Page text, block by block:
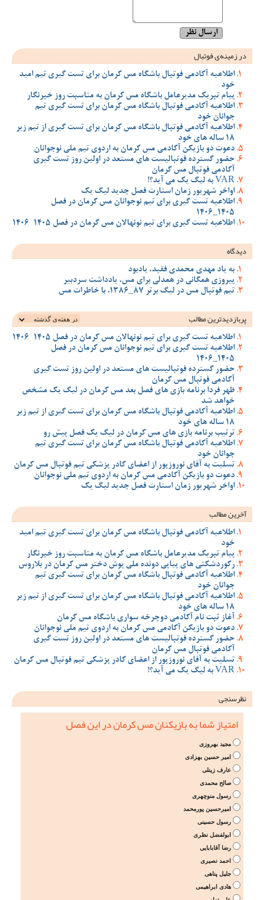
در زمینه‌ی فوتبال
اطلاعیه آکادمی فوتبال باشگاه مس کرمان برای تست گیری تیم امید
خود
پیام تبریک مدیرعامل باشگاه مس کرمان به مناسبت روز خبرنگار
اطلاعیه آکادمی فوتبال باشگاه مس کرمان برای تست گیری تیم
جوانان خود
اطلاعیه آکادمی فوتبال باشگاه مس کرمان برای تست گیری از تیم زیر
18 ساله های خود
دعوت دو بازیکن آکادمی مس کرمان به اردوی تیم ملی نوجوانان
حضور گسترده فوتبالیست های مستعد در اولین روز تست گیری
آکادمی فوتبال مس کرمان
VAR به لیگ یک می آید؟!
اواخر شهریور زمان استارت فصل جدید لیگ یک
اطلاعیه تست گیری برای تیم نوجوانان مس کرمان در فصل
1405_1406
اطلاعیه تست گیری برای تیم نونهالان مس کرمان در فصل 1405-1406
دیدگاه
به یاد مهدی محمدی فقید، یادبود
پیروزی همگانی در همدلی برای مس، یادداشت سردبیر
تیم فوتبال مس در لیگ برتر 87_1386، با خاطرات مس
پربازدیدترین‌ مطالب
اطلاعیه تست گیری برای تیم نونهالان مس کرمان در فصل 1405-1406
اطلاعیه تست گیری برای تیم نوجوانان مس کرمان در فصل
1405_1406
حضور گسترده فوتبالیست های مستعد در اولین روز تست گیری
آکادمی فوتبال مس کرمان
ظهر فردا برنامه بازی های فصل بعد مس کرمان در لیگ یک مشخص
خواهد شد
اطلاعیه آکادمی فوتبال باشگاه مس کرمان برای تست گیری از تیم زیر
18 ساله های خود
ترتیب برنامه بازی های مس کرمان در لیگ یک فصل پیش رو
اطلاعیه آکادمی فوتبال باشگاه مس کرمان برای تست گیری تیم
جوانان خود
تسلیت به آقای نوروزپور از اعضای کادر پزشکی تیم فوتبال مس کرمان
دعوت دو بازیکن آکادمی مس کرمان به اردوی تیم ملی نوجوانان
اواخر شهریور زمان استارت فصل جدید لیگ یک
آخرین مطالب
اطلاعیه آکادمی فوتبال باشگاه مس کرمان برای تست گیری تیم امید
خود
پیام تبریک مدیرعامل باشگاه مس کرمان به مناسبت روز خبرنگار
رکوردشکنی های پیاپی دونده ملی پوش دختر مس کرمان در بلاروس
اطلاعیه آکادمی فوتبال باشگاه مس کرمان برای تست گیری تیم
جوانان خود
اطلاعیه آکادمی فوتبال باشگاه مس کرمان برای تست گیری از تیم زیر
18 ساله های خود
آغاز ثبت نام آکادمی دوچرخه سواری باشگاه مس کرمان
دعوت دو بازیکن آکادمی مس کرمان به اردوی تیم ملی نوجوانان
حضور گسترده فوتبالیست های مستعد در اولین روز تست گیری
آکادمی فوتبال مس کرمان
تسلیت به آقای نوروزپور از اعضای کادر پزشکی تیم فوتبال مس کرمان
VAR به لیگ یک می آید؟!
نظرسنجی
امتیاز شما به بازیکنان مس کرمان در این فصل
مجید بهروزی
امیر حسین بهزادی
عارف زینلی
صالح محمدی
رسول منوچهری
امیرحسین پورمحمد
رسول حسینی
ابولفضل نظری
رضا آقابابایی
احمد نصیری
جلیل پناهی
هادی ابراهیمی